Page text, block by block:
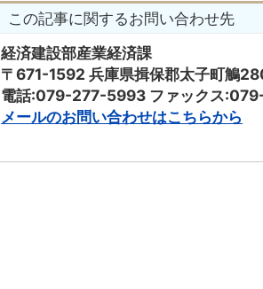
この記事に関するお問い合わせ先
経済建設部産業経済課
〒671-1592 兵庫県揖保郡太子町鵤
電話:079-277-5993 ファックス
メールのお問い合わせはこちらから